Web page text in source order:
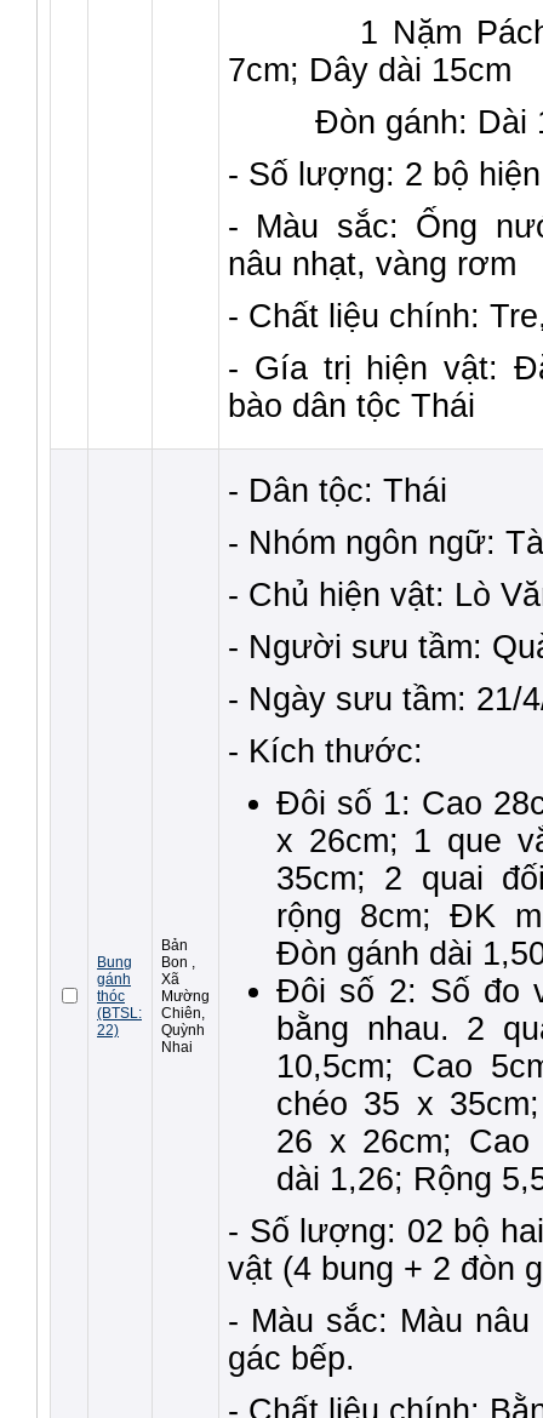
1 Nặm Pách:
7cm; Dây dài 15cm
Đòn gánh: Dài
- Số lượng: 2 bộ
- Màu sắc: Ống
nâu nhạt, vàng rơm
- Chất liệu chính:
- Gía trị hiện vật:
bào dân tộc Thái
Bung
gánh
thóc
(BTSL:
22)
Bản
Bon ,
Xã
Mường
Chiên,
Quỳnh
Nhai
- Dân tộc: Thái
- Nhóm ngôn ngữ:
- Chủ hiện vật: Lò
- Người sưu tầm:
- Ngày sưu tầm: 21/
- Kích thước:
Đôi số 1: Cao
x 26cm; 1 que
35cm; 2 quai
rộng 8cm; ĐK
Đòn gánh dài
Đôi số 2: Số đo
bằng nhau. 2
10,5cm; Cao
chéo 35 x
26 x 26cm;
dài 1,26; Rộng
- Số lượng: 02 bộ
vật (4 bung + 2 đòn
- Màu sắc: Màu
gác bếp.
- Chất liệu chính: